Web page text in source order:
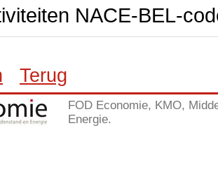
NACE-BEL-
Terug
FOD Economie, KMO,
Energie.